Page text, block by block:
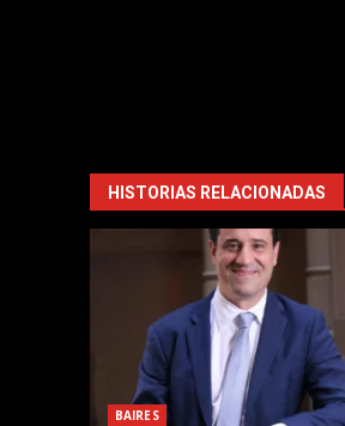
HISTORIAS RELACIONADAS
BAIRES